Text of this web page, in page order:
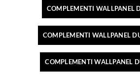
COMPLEMENTI WALLPANEL
COMPLEMENTI WALLPANEL
COMPLEMENTI WALLPANEL